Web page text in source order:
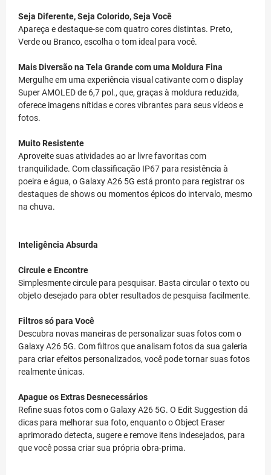
Seja Diferente, Seja Colorido, Seja Você
Apareça e destaque-se com quatro cores distintas. Preto,
Verde ou Branco, escolha o tom ideal para você.
Mais Diversão na Tela Grande com uma Moldura Fina
Mergulhe em uma experiência visual cativante com o display
Super AMOLED de 6,7 pol., que, graças à moldura reduzida,
oferece imagens nítidas e cores vibrantes para seus vídeos e
fotos.
Muito Resistente
Aproveite suas atividades ao ar livre favoritas com
tranquilidade. Com classificação IP67 para resistência à
poeira e água, o Galaxy A26 5G está pronto para registrar os
destaques de shows ou momentos épicos do intervalo, mesmo
na chuva.
Inteligência Absurda
Circule e Encontre
Simplesmente circule para pesquisar. Basta circular o texto ou
objeto desejado para obter resultados de pesquisa facilmente.
Filtros só para Você
Descubra novas maneiras de personalizar suas fotos com o
Galaxy A26 5G. Com filtros que analisam fotos da sua galeria
para criar efeitos personalizados, você pode tornar suas fotos
realmente únicas.
Apague os Extras Desnecessários
Refine suas fotos com o Galaxy A26 5G. O Edit Suggestion dá
dicas para melhorar sua foto, enquanto o Object Eraser
aprimorado detecta, sugere e remove itens indesejados, para
que você possa criar sua própria obra-prima.